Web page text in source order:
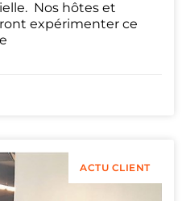
Nos hôtes et
expérimenter ce
ACTU CLIENT